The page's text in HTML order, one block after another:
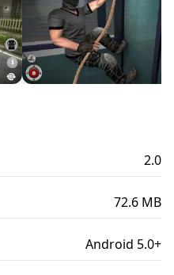
2.0
72.6 MB
Android 5.0+